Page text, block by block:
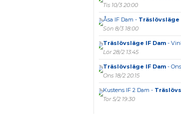
Tis 10/3 20:00
Åsa IF Dam - Träslövsläge
Sön 8/3 18:00
Träslövsläge IF Dam-
Lör 28/2 13:45
Träslövsläge IF Dam-
Ons 18/2 20:15
Kustens IF 2 Dam -
Tor 5/2 19:30